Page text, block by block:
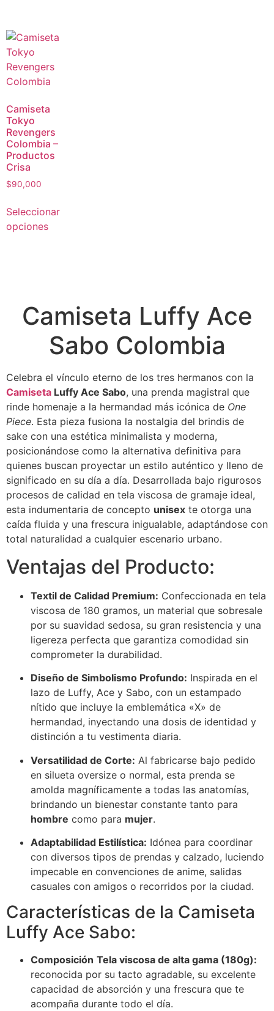
Camiseta
Tokyo
Revengers
Colombia –
Productos
Crisa
$90,000
Seleccionar
opciones
Camiseta Luffy Ace
Sabo Colombia
Celebra el vínculo eterno de los tres hermanos con la
Camiseta Luffy Ace Sabo, una prenda magistral que
rinde homenaje a la hermandad más icónica de One
Piece. Esta pieza fusiona la nostalgia del brindis de
sake con una estética minimalista y moderna,
posicionándose como la alternativa definitiva para
quienes buscan proyectar un estilo auténtico y lleno de
significado en su día a día. Desarrollada bajo rigurosos
procesos de calidad en tela viscosa de gramaje ideal,
esta indumentaria de concepto unisex te otorga una
caída fluida y una frescura inigualable, adaptándose con
total naturalidad a cualquier escenario urbano.
Ventajas del Producto:
Textil de Calidad Premium: Confeccionada en tela
viscosa de 180 gramos, un material que sobresale
por su suavidad sedosa, su gran resistencia y una
ligereza perfecta que garantiza comodidad sin
comprometer la durabilidad.
Diseño de Simbolismo Profundo: Inspirada en el
lazo de Luffy, Ace y Sabo, con un estampado
nítido que incluye la emblemática «X» de
hermandad, inyectando una dosis de identidad y
distinción a tu vestimenta diaria.
Versatilidad de Corte: Al fabricarse bajo pedido
en silueta oversize o normal, esta prenda se
amolda magníficamente a todas las anatomías,
brindando un bienestar constante tanto para
hombre como para mujer.
Adaptabilidad Estilística: Idónea para coordinar
con diversos tipos de prendas y calzado, luciendo
impecable en convenciones de anime, salidas
casuales con amigos o recorridos por la ciudad.
Características de la Camiseta
Luffy Ace Sabo:
Composición Tela viscosa de alta gama (180g):
reconocida por su tacto agradable, su excelente
capacidad de absorción y una frescura que te
acompaña durante todo el día.